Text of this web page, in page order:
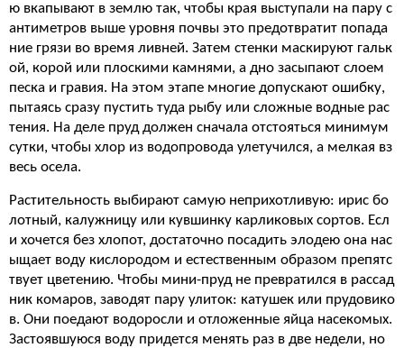
ю вкапывают в землю так, чтобы края выступали на пару с
антиметров выше уровня почвы это предотвратит попада
ние грязи во время ливней. Затем стенки маскируют гальк
ой, корой или плоскими камнями, а дно засыпают слоем
песка и гравия. На этом этапе многие допускают ошибку,
пытаясь сразу пустить туда рыбу или сложные водные рас
тения. На деле пруд должен сначала отстояться минимум
сутки, чтобы хлор из водопровода улетучился, а мелкая вз
весь осела.
Растительность выбирают самую неприхотливую: ирис бо
лотный, калужницу или кувшинку карликовых сортов. Есл
и хочется без хлопот, достаточно посадить элодею она нас
ыщает воду кислородом и естественным образом препятс
твует цветению. Чтобы мини-пруд не превратился в рассад
ник комаров, заводят пару улиток: катушек или прудовико
в. Они поедают водоросли и отложенные яйца насекомых.
Застоявшуюся воду придется менять раз в две недели, но